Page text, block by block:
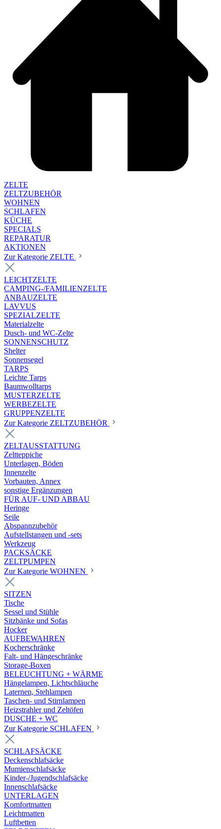
ZELTE
ZELTZUBEHÖR
WOHNEN
SCHLAFEN
KÜCHE
SPECIALS
REPARATUR
AKTIONEN
Zur Kategorie ZELTE
LEICHTZELTE
CAMPING-/FAMILIENZELTE
ANBAUZELTE
LAVVUS
SPEZIALZELTE
Materialzelte
Dusch- und WC-Zelte
SONNENSCHUTZ
Shelter
Sonnensegel
TARPS
Leichte Tarps
Baumwolltarps
MUSTERZELTE
WERBEZELTE
GRUPPENZELTE
Zur Kategorie ZELTZUBEHÖR
ZELTAUSSTATTUNG
Zeltteppiche
Unterlagen, Böden
Innenzelte
Vorbauten, Annex
sonstige Ergänzungen
FÜR AUF- UND ABBAU
Heringe
Seile
Abspannzubehör
Aufstellstangen und -sets
Werkzeug
PACKSÄCKE
ZELTPUMPEN
Zur Kategorie WOHNEN
SITZEN
Tische
Sessel und Stühle
Sitzbänke und Sofas
Hocker
AUFBEWAHREN
Kocherschränke
Falt- und Hängeschränke
Storage-Boxen
BELEUCHTUNG + WÄRME
Hängelampen, Lichtschläuche
Laternen, Stehlampen
Taschen- und Stirnlampen
Heizstrahler und Zeltöfen
DUSCHE + WC
Zur Kategorie SCHLAFEN
SCHLAFSÄCKE
Deckenschlafsäcke
Mumienschlafsäcke
Kinder-/Jugendschlafsäcke
Innenschlafsäcke
UNTERLAGEN
Komfortmatten
Leichtmatten
Luftbetten